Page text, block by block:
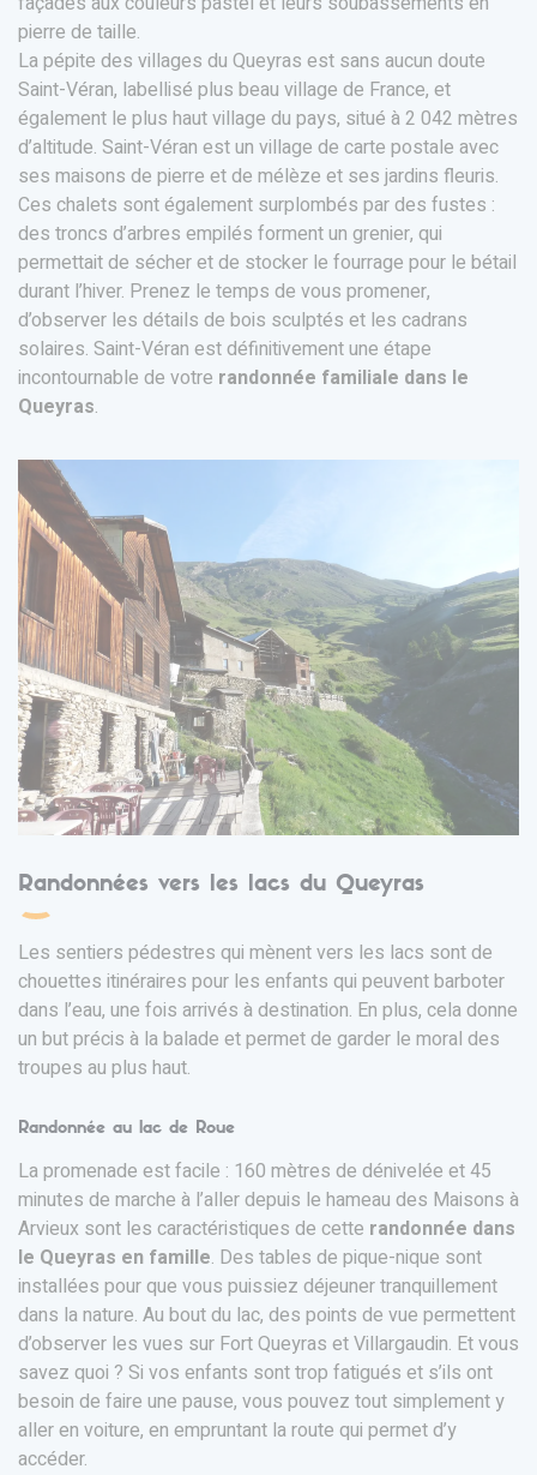
pierre de taille.
La pépite des villages du Queyras est sans aucun doute
Saint-Véran, labellisé plus beau village de France, et
également le plus haut village du pays, situé à 2 042 mètres
d’altitude. Saint-Véran est un village de carte postale avec
ses maisons de pierre et de mélèze et ses jardins fleuris.
Ces chalets sont également surplombés par des fustes :
des troncs d’arbres empilés forment un grenier, qui
permettait de sécher et de stocker le fourrage pour le bétail
durant l’hiver. Prenez le temps de vous promener,
d’observer les détails de bois sculptés et les cadrans
solaires. Saint-Véran est définitivement une étape
incontournable de votre randonnée familiale dans le
Queyras.
Randonnées vers les lacs du Queyras
Les sentiers pédestres qui mènent vers les lacs sont de
chouettes itinéraires pour les enfants qui peuvent barboter
dans l’eau, une fois arrivés à destination. En plus, cela donne
un but précis à la balade et permet de garder le moral des
troupes au plus haut.
Randonnée au lac de Roue
La promenade est facile : 160 mètres de dénivelée et 45
minutes de marche à l’aller depuis le hameau des Maisons à
Arvieux sont les caractéristiques de cette randonnée dans
le Queyras en famille. Des tables de pique-nique sont
installées pour que vous puissiez déjeuner tranquillement
dans la nature. Au bout du lac, des points de vue permettent
d’observer les vues sur Fort Queyras et Villargaudin. Et vous
savez quoi ? Si vos enfants sont trop fatigués et s’ils ont
besoin de faire une pause, vous pouvez tout simplement y
aller en voiture, en empruntant la route qui permet d’y
accéder.